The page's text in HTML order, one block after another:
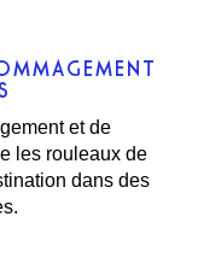
et de
les rouleaux de
dans des